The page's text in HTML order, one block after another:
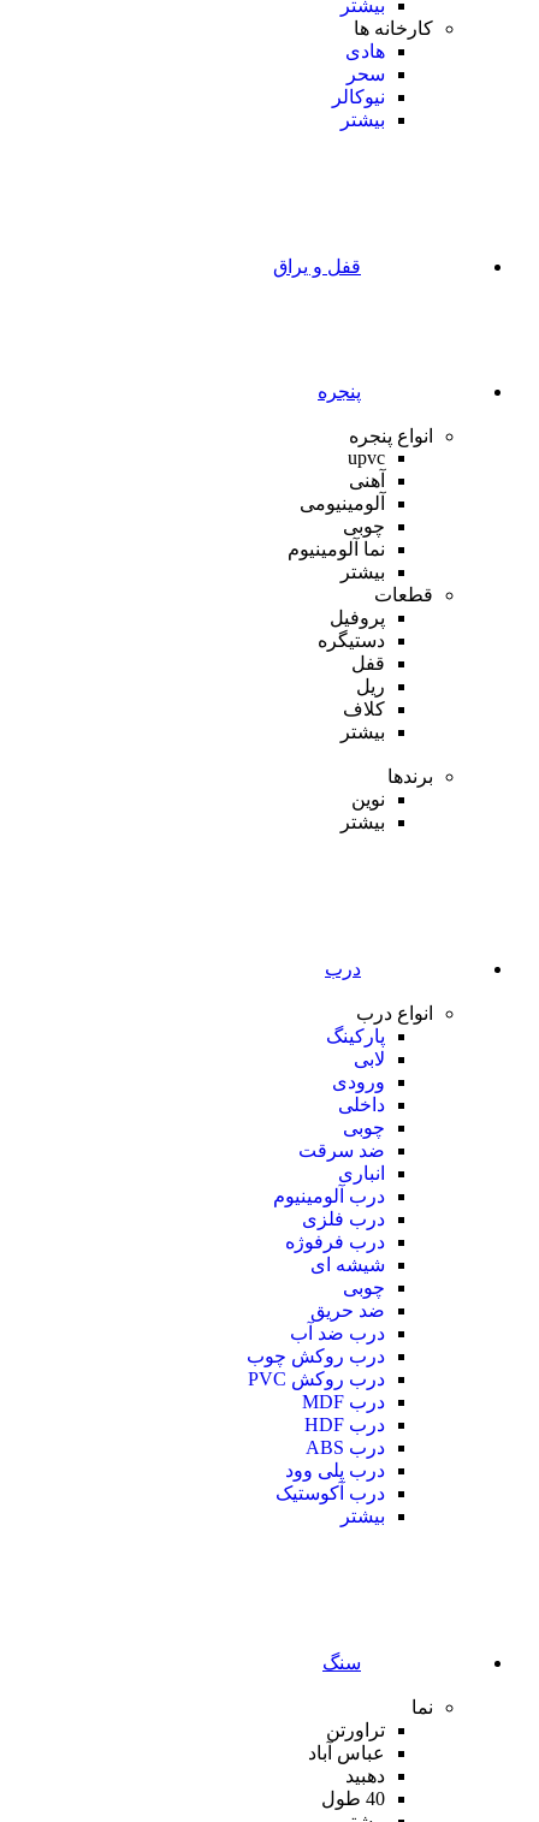
بیشتر
کارخانه ها
هادی
سحر
نیوکالر
بیشتر
قفل و یراق
پنجره
انواع پنجره
upvc
آهنی
آلومینیومی
چوبی
نما آلومینیوم
بیشتر
قطعات
پروفیل
دستیگره
قفل
ریل
کلاف
بیشتر
برندها
نوین
بیشتر
درب
انواع درب
پارکینگ
لابی
ورودی
داخلی
چوبی
ضد سرقت
انباری
درب آلومینیوم
درب فلزی
درب فرفوژه
شیشه ای
چوبی
ضد حریق
درب ضد آب
درب روکش چوب
درب روکش PVC
درب MDF
درب HDF
درب ABS
درب پلی وود
درب آکوستیک
بیشتر
سنگ
نما
تراورتن
عباس آباد
دهبید
40 طول